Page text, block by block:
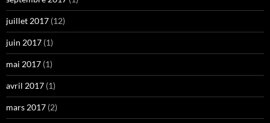
juillet 2017 (12)
juin 2017 (1)
mai 2017 (1)
avril 2017 (1)
mars 2017 (2)